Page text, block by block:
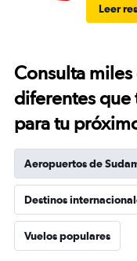
Leer
Consulta
diferentes que
para tu
Aeropuertos de
Destinos
Vuelos populares